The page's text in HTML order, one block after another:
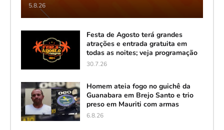
5.8.26
Festa de Agosto terá grandes
atrações e entrada gratuita em
todas as noites; veja programação
30.7.26
Homem ateia fogo no guichê da
Guanabara em Brejo Santo e trio
preso em Mauriti com armas
6.8.26